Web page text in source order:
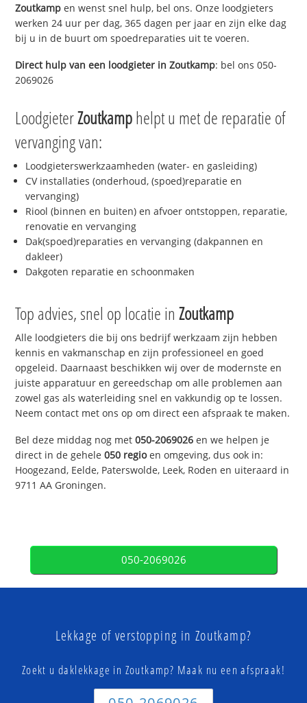
Zoutkamp en wenst snel hulp, bel ons. Onze loodgieters
werken 24 uur per dag, 365 dagen per jaar en zijn elke dag
bij u in de buurt om spoedreparaties uit te voeren.
Direct hulp van een loodgieter inZoutkamp: bel ons 050-
2069026
LoodgieterZoutkamphelpt u met de reparatie of
vervanging van:
Loodgieterswerkzaamheden (water- en gasleiding)
CV installaties (onderhoud, (spoed)reparatie en
vervanging)
Riool (binnen en buiten) en afvoer ontstoppen, reparatie,
renovatie en vervanging
Dak(spoed)reparaties en vervanging (dakpannen en
dakleer)
Dakgoten reparatie en schoonmaken
Top advies, snel op locatie inZoutkamp
Alle loodgieters die bij ons bedrijf werkzaam zijn hebben
kennis en vakmanschap en zijn professioneel en goed
opgeleid. Daarnaast beschikken wij over de modernste en
juiste apparatuur en gereedschap om alle problemen aan
zowel gas als waterleiding snel en vakkundig op te lossen.
Neem contact met ons op om direct een afspraak te maken.
Bel deze middag nog met050-2069026 en we helpen je
direct in de gehele050 regioen omgeving, dus ook in:
Hoogezand, Eelde, Paterswolde, Leek, Roden en uiteraard in
9711 AA Groningen.
050-2069026
Lekkage of verstopping in Zoutkamp?
Zoekt u daklekkage in Zoutkamp? Maak nu een afspraak!